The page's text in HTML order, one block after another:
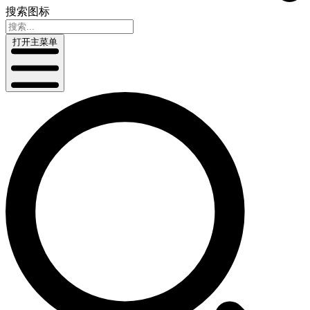
搜索图标
打开主菜单